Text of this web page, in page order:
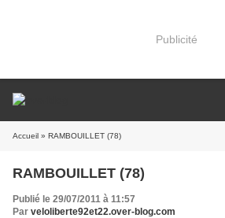
Publicité
Accueil » RAMBOUILLET (78)
RAMBOUILLET (78)
Publié le 29/07/2011 à 11:57
Par veloliberte92et22.over-blog.com